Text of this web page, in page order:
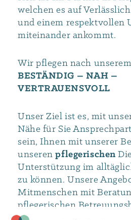
welchen es auf
und einem respektvollen
miteinander ankommt.
Wir pflegen nach
BESTÄNDIG – NAH –
VERTRAUENSVOLL
Unser Ziel ist es, mit
Nähe für Sie
sein, Ihnen mit unserer
unserenpflegerischen
Unterstützung im
zu können. Unsere
Mitmenschen mit
pflegerischen